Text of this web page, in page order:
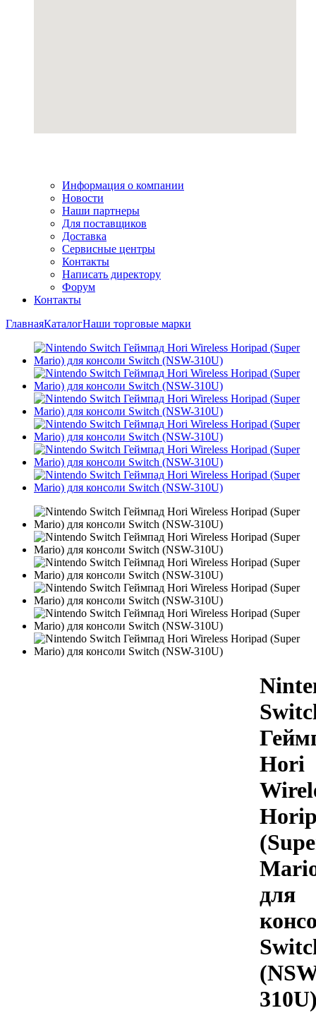
Информация о компании
Новости
Наши партнеры
Для поставщиков
Доставка
Сервисные центры
Контакты
Написать директору
Форум
Контакты
ГлавнаяКаталогНаши торговые марки
Hori
для